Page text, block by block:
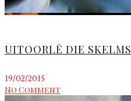
UITOORLÊ DIE SKELMS
19/02/2015
No Comment